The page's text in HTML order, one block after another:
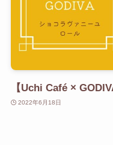
【Uchi Café ×
2022年6月18日